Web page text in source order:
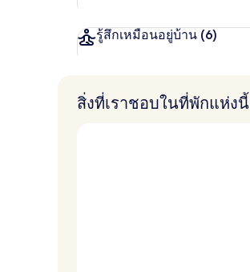
ท
า
รู้สึกเหมือนอยู่บ้าน (6)
สิ่งที่เราชอบในที่พักแห่งนี้